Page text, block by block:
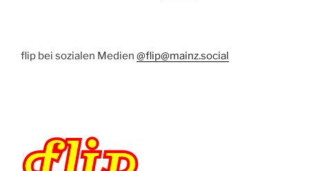
flip bei sozialen Medien @flip@mainz.social